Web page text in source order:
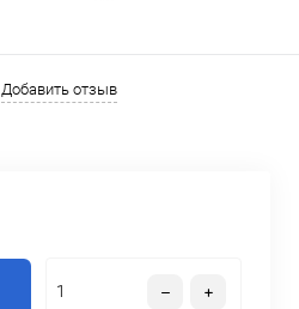
Добавить отзыв